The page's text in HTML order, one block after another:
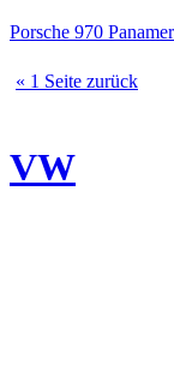
Porsche 970
« 1 Seite zurück
VW